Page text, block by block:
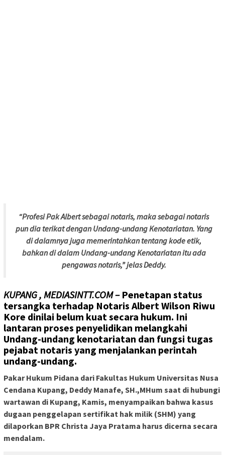
“Profesi Pak Albert sebagai notaris, maka sebagai notaris
pun dia terikat dengan Undang-undang Kenotariatan. Yang
di dalamnya juga memerintahkan tentang kode etik,
bahkan di dalam Undang-undang Kenotariatan itu ada
pengawas notaris,” jelas Deddy.
KUPANG , MEDIASINTT.COM –Penetapan status
tersangka terhadap Notaris Albert Wilson Riwu
Kore dinilai belum kuat secara hukum. Ini
lantaran proses penyelidikan melangkahi
Undang-undang kenotariatan dan fungsi tugas
pejabat notaris yang menjalankan perintah
undang-undang.
Pakar Hukum Pidana dari Fakultas Hukum Universitas Nusa
Cendana Kupang, Deddy Manafe, SH.,MHum saat di hubungi
wartawan di Kupang, Kamis, menyampaikan bahwa kasus
dugaan penggelapan sertifikat hak milik (SHM) yang
dilaporkan BPR Christa Jaya Pratama harus dicerna secara
mendalam.